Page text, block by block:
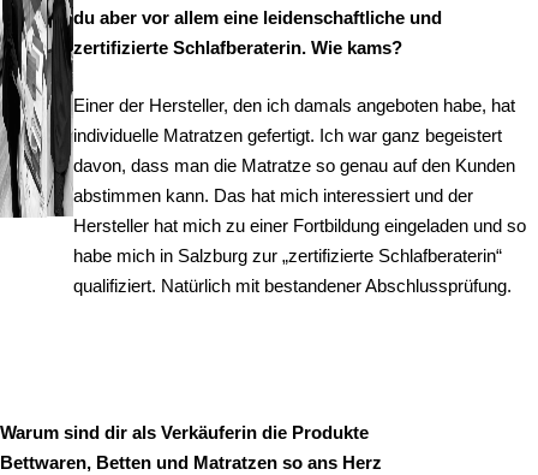
du aber vor allem eine leidenschaftliche und
zertifizierte Schlafberaterin. Wie kams?
Einer der Hersteller, den ich damals angeboten habe, hat
individuelle Matratzen gefertigt. Ich war ganz begeistert
davon, dass man die Matratze so genau auf den Kunden
abstimmen kann. Das hat mich interessiert und der
Hersteller hat mich zu einer Fortbildung eingeladen und so
habe mich in Salzburg zur „zertifizierte Schlafberaterin“
qualifiziert. Natürlich mit bestandener Abschlussprüfung.
Warum sind dir als Verkäuferin die Produkte
Bettwaren, Betten und Matratzen so ans Herz